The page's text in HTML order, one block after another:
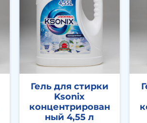
Гель для стирки
Ksonix
концентрирован
ный 4,55 л